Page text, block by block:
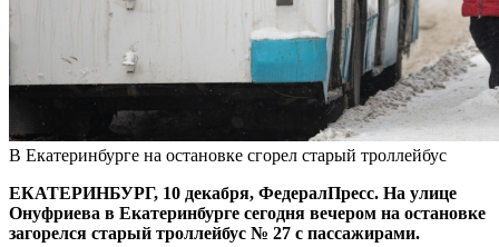
В Екатеринбурге на остановке сгорел старый троллейбус
ЕКАТЕРИНБУРГ, 10 декабря, ФедералПресс. На улице
Онуфриева в Екатеринбурге сегодня вечером на остановке
загорелся старый троллейбус № 27 с пассажирами.